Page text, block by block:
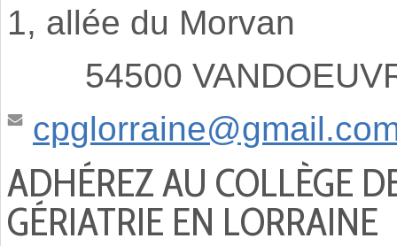
1, allée du Morvan
54500
ADHÉREZ AU COLLÈGE
GÉRIATRIE EN LORRAINE